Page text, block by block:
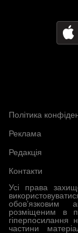
Усі права
обов’язковим
розміщеним в
гіперпосилання
частини
Політика
Реклама
Редакція
Контакти